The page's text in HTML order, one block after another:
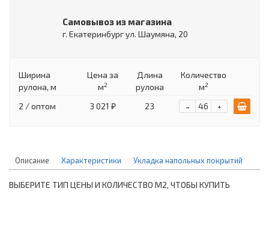
Самовывоз из магазина
г. Екатеринбург ул. Шаумяна, 20
Ширина
рулона, м
Цена за
м2
Длина
рулона
Количество
м2
2 / оптом 3 021 ₽ 23 +
-
Описание Характеристики Укладка напольных покрытий
ВЫБЕРИТЕ ТИП ЦЕНЫ И КОЛИЧЕСТВО М2, ЧТОБЫ КУПИТЬ